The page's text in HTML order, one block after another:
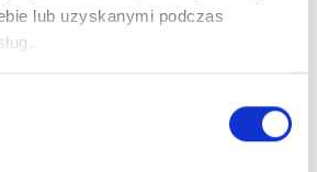
lub uzyskanymi podczas
jest sposobem organizacji, z
różne firmy.
na podstawie wyników
z nim spotkać w branży call center